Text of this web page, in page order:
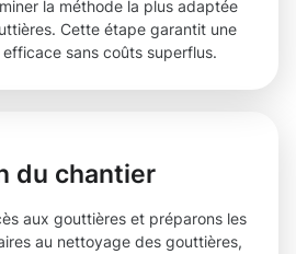
la méthode la plus adaptée
Cette étape garantit une
sans coûts superflus.
du chantier
aux gouttières et préparons les
au nettoyage des gouttières,